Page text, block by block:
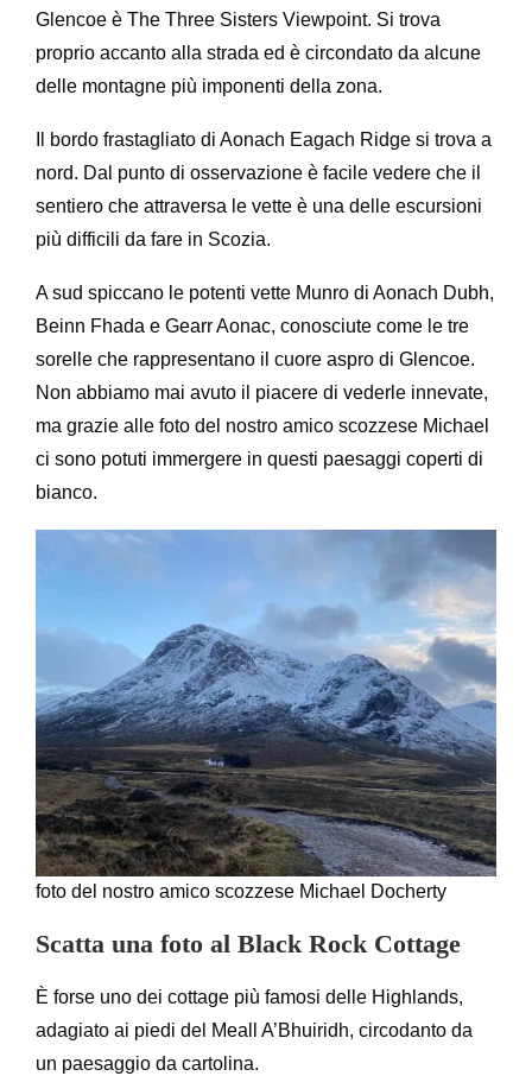
Glencoe è The Three Sisters Viewpoint. Si trova
proprio accanto alla strada ed è circondato da alcune
delle montagne più imponenti della zona.
Il bordo frastagliato di Aonach Eagach Ridge si trova a
nord. Dal punto di osservazione è facile vedere che il
sentiero che attraversa le vette è una delle escursioni
più difficili da fare in Scozia.
A sud spiccano le potenti vette Munro di Aonach Dubh,
Beinn Fhada e Gearr Aonac, conosciute come le tre
sorelle che rappresentano il cuore aspro di Glencoe.
Non abbiamo mai avuto il piacere di vederle innevate,
ma grazie alle foto del nostro amico scozzese Michael
ci sono potuti immergere in questi paesaggi coperti di
bianco.
foto del nostro amico scozzese Michael Docherty
Scatta una foto al Black Rock Cottage
È forse uno dei cottage più famosi delle Highlands,
adagiato ai piedi del Meall A’Bhuiridh, circodanto da
un paesaggio da cartolina.